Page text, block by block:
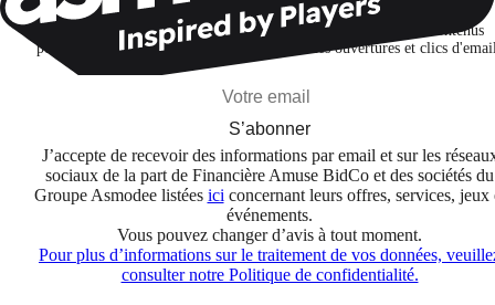
Je m'abonne pour découvrir des jeux, des nouveautés et des contenus
personnalisés selon mes centres d'intérêt et mes ouvertures et clics
S’abonner
J’accepte de recevoir des informations par email et sur les
sociaux de la part de Financière Amuse BidCo et des sociétés du
Groupe Asmodee listées iciconcernant leurs offres, services, jeux
événements.
Vous pouvez changer d’avis à tout moment.
Pour plus d’informations sur le traitement de vos données,
consulter notre Politique de confidentialité.